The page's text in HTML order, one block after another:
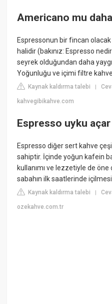
Americano mu
Espressonun bir fincan
halidir (bakınız: Espresso
seyrek olduğundan daha
Yoğunluğu ve içimi filtre
Kaynak kaldırma talebi |
kahvegibikahve.com
Espresso uyku açar
Espresso diğer sert kahve
sahiptir. İçinde yoğun kafein
kullanımı ve lezzetiyle de öne
sabahın ilk saatlerinde
Kaynak kaldırma talebi |
ozekahve.com.tr